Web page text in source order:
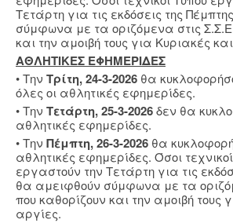
Τετάρτη για τις εκδόσεις της
σύμφωνα με τα οριζόμενα στις
και την αμοιβή τους για Κυριακές
ΑΘΛΗΤΙΚΕΣ ΕΦΗΜΕΡΙΔΕΣ
• Την Τρίτη, 24-3-2026 θα
όλες οι αθλητικές εφημερίδες.
• Την Τετάρτη, 25-3-2026δεν θα
αθλητικές εφημερίδες.
• Την Πέμπτη, 26-3-2026 θα
αθλητικές εφημερίδες. Όσοι
εργαστούν την Τετάρτη για τις
θα αμειφθούν σύμφωνα με τα
που καθορίζουν και την αμοιβή τους
αργίες.